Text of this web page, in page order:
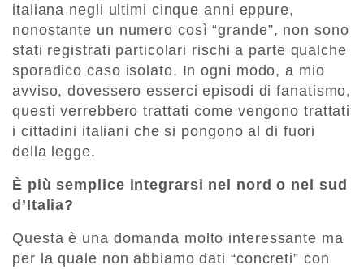
italiana negli ultimi cinque anni eppure,
nonostante un numero così “grande”, non sono
stati registrati particolari rischi a parte qualche
sporadico caso isolato. In ogni modo, a mio
avviso, dovessero esserci episodi di fanatismo,
questi verrebbero trattati come vengono trattati
i cittadini italiani che si pongono al di fuori
della legge.
È più semplice integrarsi nel nord o nel sud
d’Italia?
Questa è una domanda molto interessante ma
per la quale non abbiamo dati “concreti” con